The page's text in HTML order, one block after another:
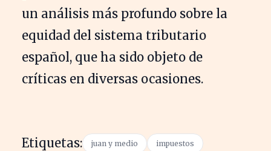
un análisis más profundo sobre la
equidad del sistema tributario
español, que ha sido objeto de
críticas en diversas ocasiones.
Etiquetas: juan y medio impuestos